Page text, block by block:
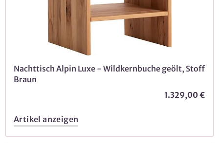
Nachttisch Alpin Luxe - Wildkernbuche geölt, Stoff
Braun
1.329,00 €
Artikel anzeigen